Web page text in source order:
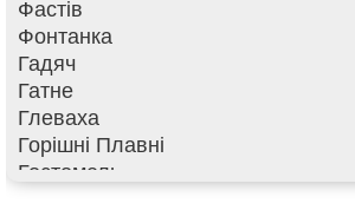
Фастів
Фонтанка
Гадяч
Гатне
Глеваха
Горішні Плавні
Гостомель